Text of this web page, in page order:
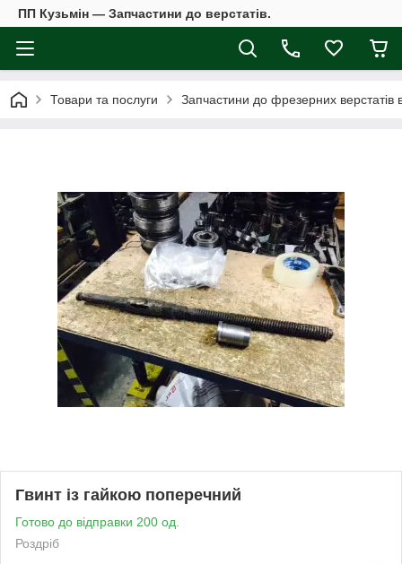
ПП Кузьмін — Запчастини до верстатів.
Товари та послуги Запчастини до фрезерних верстатів
Гвинт із гайкою поперечний
Готово до відправки 200 од.
Роздріб